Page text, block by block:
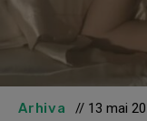
Arhiva // 13 mai